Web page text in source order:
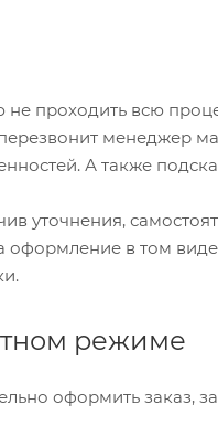
проходить всю
менеджер
А также
уточнения,
в том
режиме
оформить заказ,